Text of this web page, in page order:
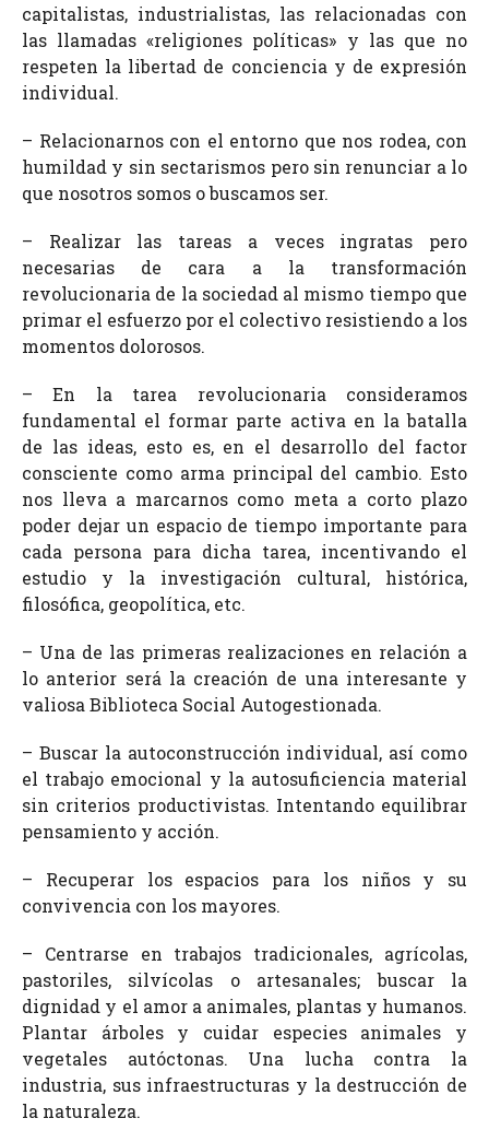
capitalistas, industrialistas, las relacionadas con
las llamadas «religiones políticas» y las que no
respeten la libertad de conciencia y de expresión
individual.
– Relacionarnos con el entorno que nos rodea, con
humildad y sin sectarismos pero sin renunciar a lo
que nosotros somos o buscamos ser.
– Realizar las tareas a veces ingratas pero
necesarias de cara a la transformación
revolucionaria de la sociedad al mismo tiempo que
primar el esfuerzo por el colectivo resistiendo a los
momentos dolorosos.
– En la tarea revolucionaria consideramos
fundamental el formar parte activa en la batalla
de las ideas, esto es, en el desarrollo del factor
consciente como arma principal del cambio. Esto
nos lleva a marcarnos como meta a corto plazo
poder dejar un espacio de tiempo importante para
cada persona para dicha tarea, incentivando el
estudio y la investigación cultural, histórica,
filosófica, geopolítica, etc.
– Una de las primeras realizaciones en relación a
lo anterior será la creación de una interesante y
valiosa Biblioteca Social Autogestionada.
– Buscar la autoconstrucción individual, así como
el trabajo emocional y la autosuficiencia material
sin criterios productivistas. Intentando equilibrar
pensamiento y acción.
– Recuperar los espacios para los niños y su
convivencia con los mayores.
– Centrarse en trabajos tradicionales, agrícolas,
pastoriles, silvícolas o artesanales; buscar la
dignidad y el amor a animales, plantas y humanos.
Plantar árboles y cuidar especies animales y
vegetales autóctonas. Una lucha contra la
industria, sus infraestructuras y la destrucción de
la naturaleza.